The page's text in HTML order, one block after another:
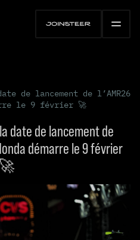
de lancement de l’AMR26
le 9 février 🚀
date de lancement de
démarre le 9 février
🚀